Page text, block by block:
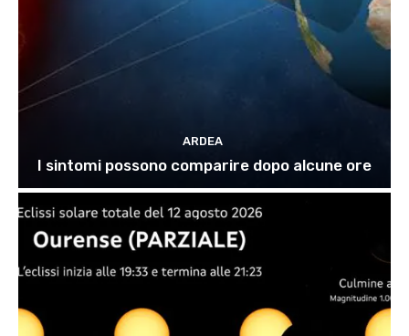
ARDEA
I sintomi possono comparire dopo alcune ore